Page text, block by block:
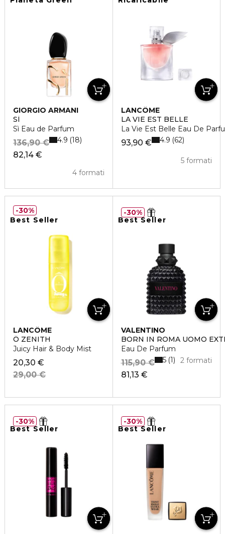
GIORGIO ARMANI
SÌ
Sì Eau de Parfum
82,14 €
136,90 €
4 formati
4.9 18
LANCÔME
LA VIE EST BELLE
La Vie Est Belle Eau De
93,90 €
5 formati
4.9 62
Best Seller
LANCÔME
Ô ZENITH
Juicy Hair & Body Mist
20,30 €
29,00 €
30%
Best Seller
VALENTINO
BORN IN ROMA UOMO
Eau De Parfum
81,13 €
115,90 € 2 formati
5 1
30%
Best Seller
30%
Best Seller
30%